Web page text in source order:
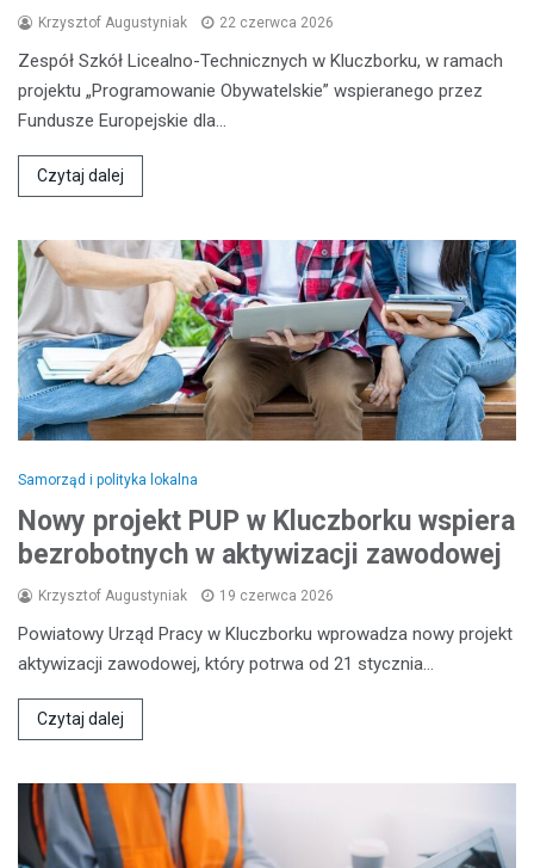
Krzysztof Augustyniak 22 czerwca 2026
Zespół Szkół Licealno-Technicznych w Kluczborku, w ramach
projektu „Programowanie Obywatelskie” wspieranego przez
Fundusze Europejskie dla…
Czytaj dalej
Samorząd i polityka lokalna
Nowy projekt PUP w Kluczborku wspiera
bezrobotnych w aktywizacji zawodowej
Krzysztof Augustyniak 19 czerwca 2026
Powiatowy Urząd Pracy w Kluczborku wprowadza nowy projekt
aktywizacji zawodowej, który potrwa od 21 stycznia…
Czytaj dalej